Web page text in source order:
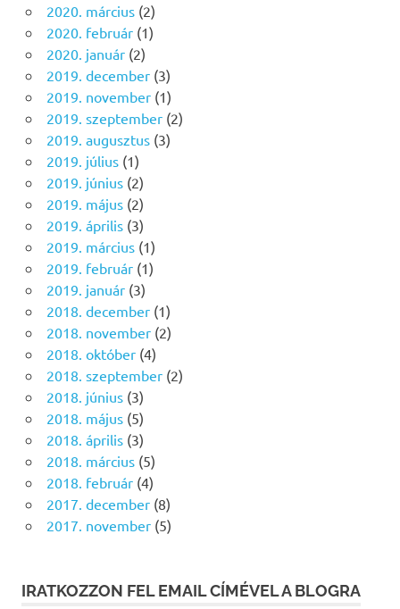
2020. március(2)
2020. február(1)
2020. január(2)
2019. december(3)
2019. november(1)
2019. szeptember(2)
2019. augusztus(3)
2019. július(1)
2019. június(2)
2019. május(2)
2019. április(3)
2019. március(1)
2019. február(1)
2019. január(3)
2018. december(1)
2018. november(2)
2018. október(4)
2018. szeptember(2)
2018. június(3)
2018. május(5)
2018. április(3)
2018. március(5)
2018. február(4)
2017. december(8)
2017. november(5)
IRATKOZZON FEL EMAIL CÍMÉVEL A BLOGRA